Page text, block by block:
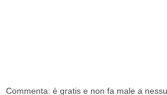
Commenta: è gratis e non fa male a